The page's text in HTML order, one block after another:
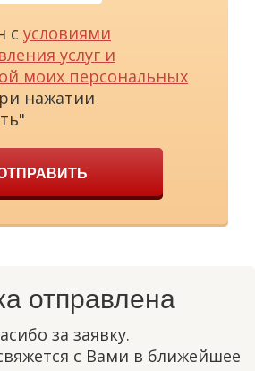
с условиями
услуг и
моих персональных
нажатии
отправлена
за заявку.
с Вами в ближейшее